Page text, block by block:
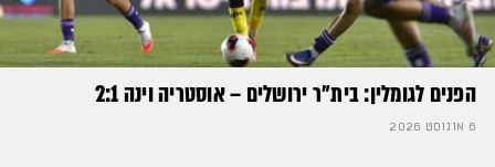
הפנים לגומלין: בית״ר ירושלים – אוסטריה וינה 2:1
6 אוגוסט 2026